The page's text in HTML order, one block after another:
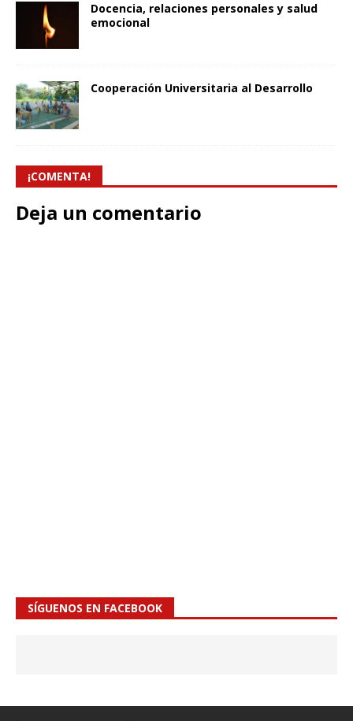
Docencia, relaciones personales y salud
emocional
Cooperación Universitaria al Desarrollo
¡COMENTA!
Deja un comentario
SÍGUENOS EN FACEBOOK